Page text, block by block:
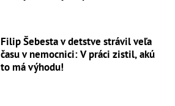
Filip Šebesta v detstve strávil veľa
času v nemocnici: V práci zistil, akú
to má výhodu!